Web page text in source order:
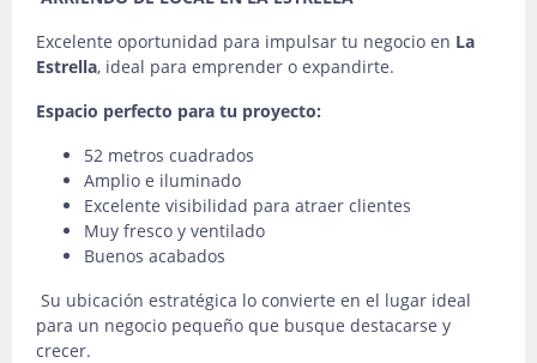
Excelente oportunidad para impulsar tu negocio en La
Estrella, ideal para emprender o expandirte.
Espacio perfecto para tu proyecto:
52 metros cuadrados
Amplio e iluminado
Excelente visibilidad para atraer clientes
Muy fresco y ventilado
Buenos acabados
Su ubicación estratégica lo convierte en el lugar ideal
para un negocio pequeño que busque destacarse y
crecer.